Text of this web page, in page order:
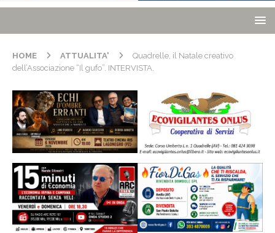
HOME ATTUALITA'
Quadrelle, il Natale creativo
dell’Associazione “Il gufo”. INTERVISTA.